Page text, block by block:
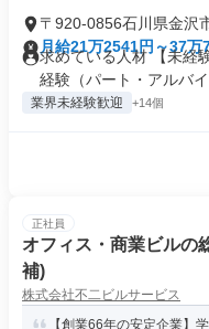
〒920-0856石川県金沢
月給21万2541円～37万
求めている人材 【未経
経験（パート・アルバイ
業界未経験歓迎 +14個
正社員
オフィス・商業ビルの
補)
株式会社不二ビルサービス
【創業66年の安定企業】